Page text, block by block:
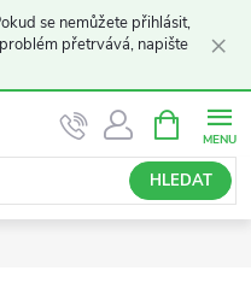
se nemůžete přihlásit,
přetrvává, napište
×
HLEDAT
NÁKUPNÍ
KOŠÍK